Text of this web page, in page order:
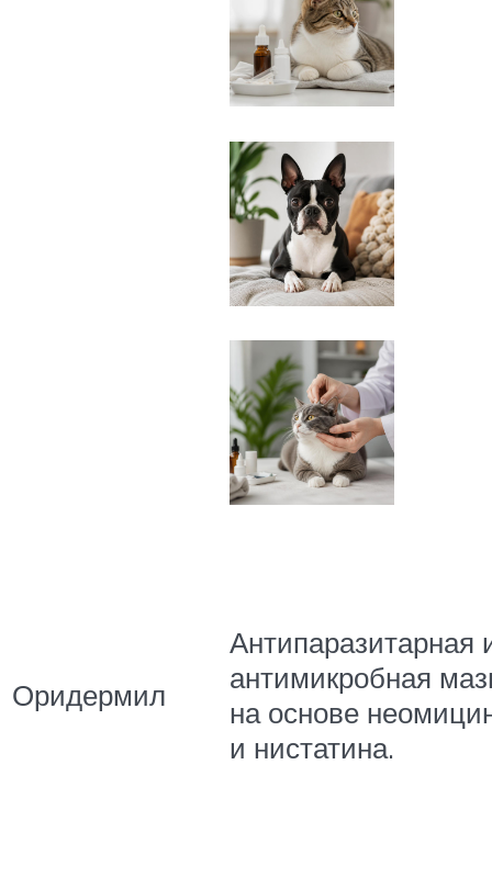
Оридермил
Антипаразитарная
антимикробная
на основе
и нистатина.